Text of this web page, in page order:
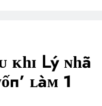
ᴋһɪ Ⅼý ɴһã
ʟàᴍ 1